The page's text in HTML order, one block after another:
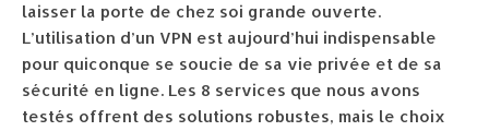
laisser la porte de chez soi grande ouverte.
L’utilisation d’un VPN est aujourd’hui indispensable
pour quiconque se soucie de sa vie privée et de sa
sécurité en ligne. Les 8 services que nous avons
testés offrent des solutions robustes, mais le choix